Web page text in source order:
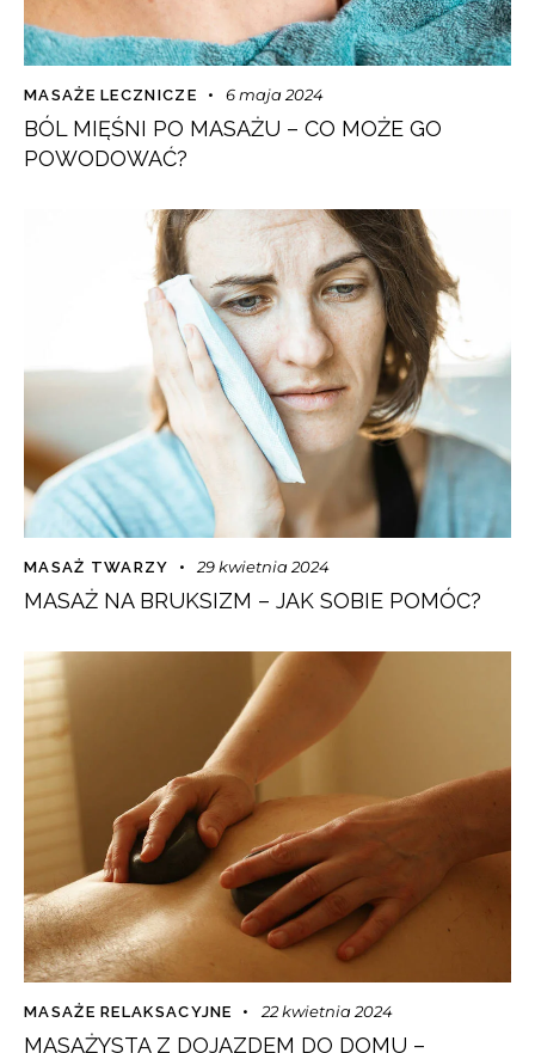
MASAŻE LECZNICZE 6 maja 2024
BÓL MIĘŚNI PO MASAŻU – CO MOŻE GO
POWODOWAĆ?
MASAŻ TWARZY 29 kwietnia 2024
MASAŻ NA BRUKSIZM – JAK SOBIE POMÓC?
MASAŻE RELAKSACYJNE 22 kwietnia 2024
MASAŻYSTA Z DOJAZDEM DO DOMU –